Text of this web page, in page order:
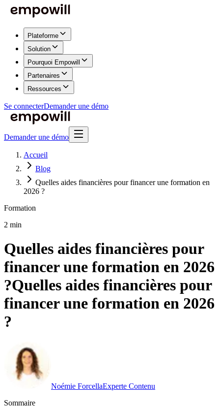
Plateforme
Solution
Pourquoi Empowill
Partenaires
Ressources
Se connecterDemander une démo
Demander une démo
Accueil
Blog
Quelles aides financières pour financer une formation en
2026 ?
Formation
2 min
Quelles aides financières pour
financer une formation en 2026
?Quelles aides financières pour
financer une formation en 2026
?
Noémie ForcellaExperte Contenu
Sommaire